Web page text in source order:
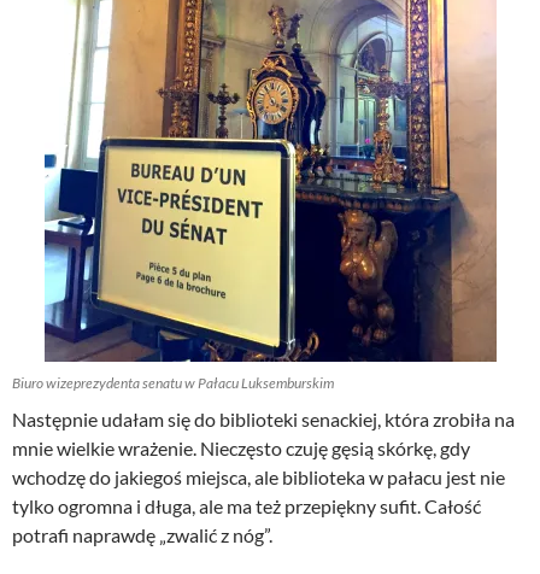
Biuro wizeprezydenta senatu w Pałacu Luksemburskim
Następnie udałam się do biblioteki senackiej, która zrobiła na
mnie wielkie wrażenie. Nieczęsto czuję gęsią skórkę, gdy
wchodzę do jakiegoś miejsca, ale biblioteka w pałacu jest nie
tylko ogromna i długa, ale ma też przepiękny sufit. Całość
potrafi naprawdę „zwalić z nóg”.